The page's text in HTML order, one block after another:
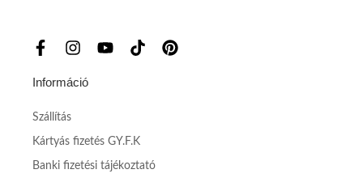
Információ
Szállítás
Kártyás fizetés GY.F.K
Banki fizetési tájékoztató